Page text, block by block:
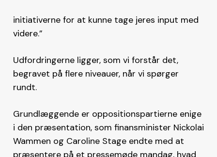
initiativerne for at kunne tage jeres input med
videre.”
Udfordringerne ligger, som vi forstår det,
begravet på flere niveauer, når vi spørger
rundt.
Grundlæggende er oppositionspartierne enige
i den præsentation, som finansminister Nickolai
Wammen og Caroline Stage endte med at